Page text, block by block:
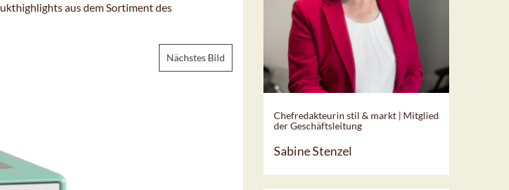
aus dem Sortiment des
Nächstes Bild
Chefredakteurin stil & markt | Mitglied
der Geschäftsleitung
Sabine Stenzel